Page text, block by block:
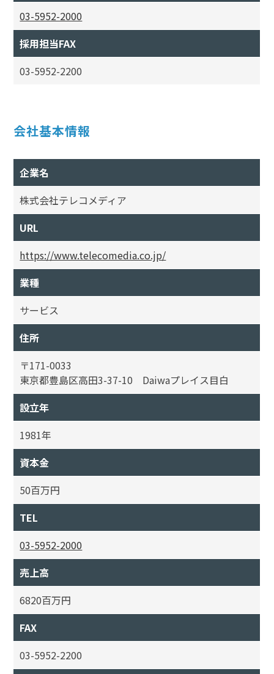
03-5952-2000
採用担当FAX
03-5952-2200
会社基本情報
企業名
株式会社テレコメディア
URL
https://www.telecomedia.co.jp/
業種
サービス
住所
〒171-0033
東京都豊島区高田3-37-10 Daiwaプレイス目白
設立年
1981年
資本金
50百万円
TEL
03-5952-2000
売上高
6820百万円
FAX
03-5952-2200